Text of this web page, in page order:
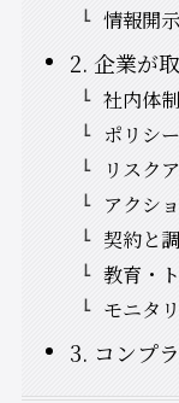
情報開示
2. 企業が
社内体
ポリシ
リスク
アクシ
契約と
教育・
モニタ
3. コンプ